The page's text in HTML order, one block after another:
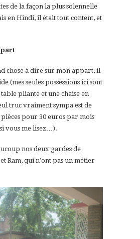
de la façon la plus solennelle
en Hindi, il était tout content, et
chose à dire sur mon appart, il
(mes seules possessions ici sont
pliante et une chaise en
truc vraiment sympa est de
pour 30 euros par mois
vous me lisez…).
nos deux gardes de
Ram, qui n’ont pas un métier